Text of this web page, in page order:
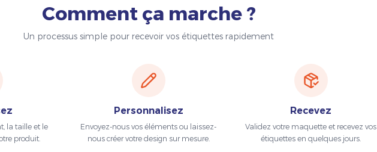
Comment ça marche ?
Un processus simple pour recevoir vos étiquettes rapidement
la taille et le
produit.
Personnalisez
Envoyez-nous vos éléments ou laissez-
nous créer votre design sur mesure.
Recevez
Validez votre maquette et recevez vos
étiquettes en quelques jours.